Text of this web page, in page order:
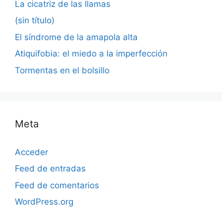
La cicatriz de las llamas
(sin título)
El síndrome de la amapola alta
Atiquifobia: el miedo a la imperfección
Tormentas en el bolsillo
Meta
Acceder
Feed de entradas
Feed de comentarios
WordPress.org